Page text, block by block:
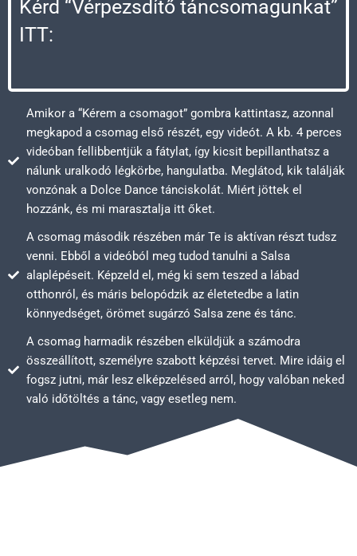
Kérd “Vérpezsdítő táncsomagunkat”
ITT:
Amikor a “Kérem a csomagot” gombra kattintasz, azonnal
megkapod a csomag első részét, egy videót. A kb. 4 perces
videóban fellibbentjük a fátylat, így kicsit bepillanthatsz a
nálunk uralkodó légkörbe, hangulatba. Meglátod, kik találják
vonzónak a Dolce Dance tánciskolát. Miért jöttek el
hozzánk, és mi marasztalja itt őket.
A csomag második részében már Te is aktívan részt tudsz
venni. Ebből a videóból meg tudod tanulni a Salsa
alaplépéseit. Képzeld el, még ki sem teszed a lábad
otthonról, és máris belopódzik az életetedbe a latin
könnyedséget, örömet sugárzó Salsa zene és tánc.
A csomag harmadik részében elküldjük a számodra
összeállított, személyre szabott képzési tervet. Mire idáig el
fogsz jutni, már lesz elképzelésed arról, hogy valóban neked
való időtöltés a tánc, vagy esetleg nem.